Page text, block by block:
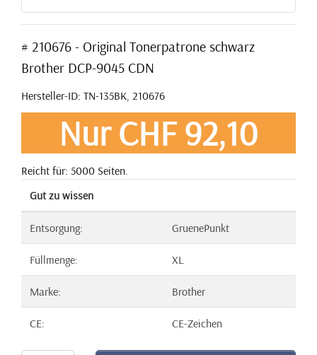
# 210676 - Original Tonerpatrone schwarz
Brother DCP-9045 CDN
Hersteller-ID: TN-135BK, 210676
Nur CHF 92,10
Reicht für: 5000 Seiten.
Gut zu wissen
Entsorgung: GruenePunkt
Füllmenge: XL
Marke: Brother
CE: CE-Zeichen